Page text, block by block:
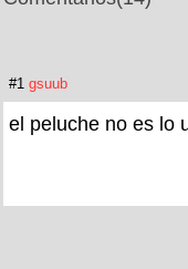
#1 gsuub
el peluche no es lo